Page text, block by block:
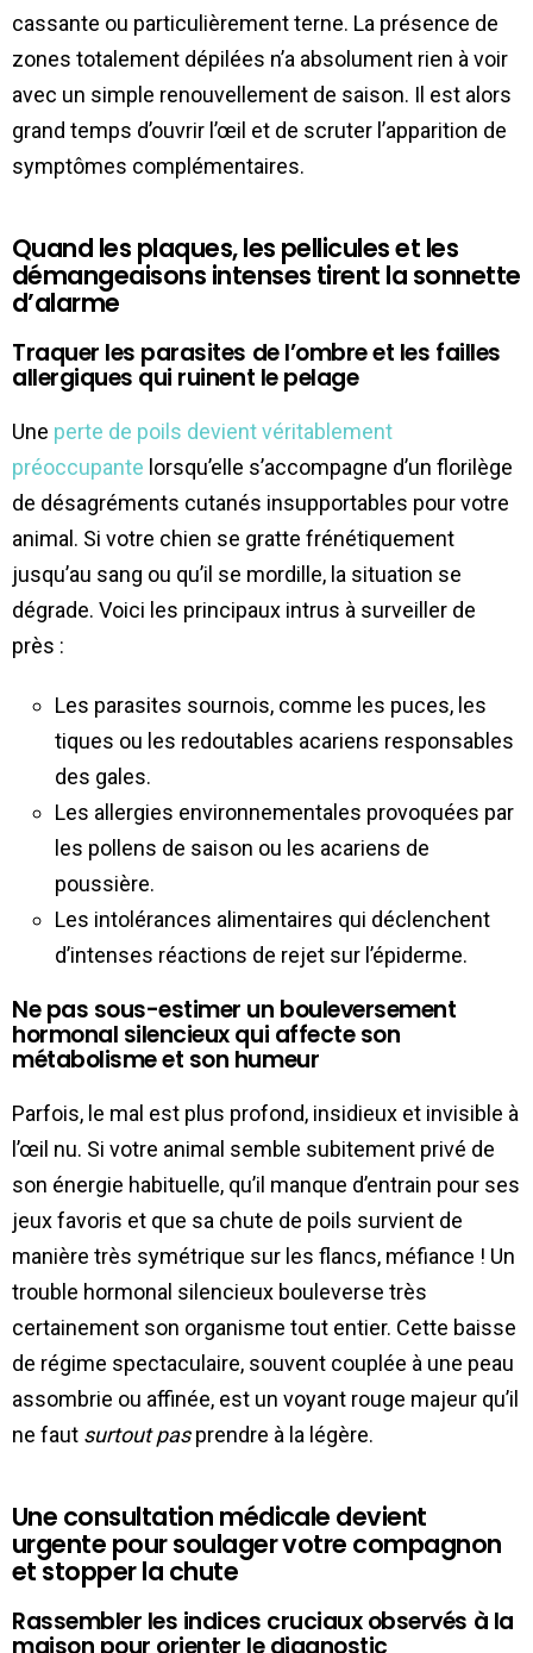
cassante ou particulièrement terne. La présence de
zones totalement dépilées n’a absolument rien à voir
avec un simple renouvellement de saison. Il est alors
grand temps d’ouvrir l’œil et de scruter l’apparition de
symptômes complémentaires.
Quand les plaques, les pellicules et les
démangeaisons intenses tirent la sonnette
d’alarme
Traquer les parasites de l’ombre et les failles
allergiques qui ruinent le pelage
Une perte de poils devient véritablement
préoccupante lorsqu’elle s’accompagne d’un florilège
de désagréments cutanés insupportables pour votre
animal. Si votre chien se gratte frénétiquement
jusqu’au sang ou qu’il se mordille, la situation se
dégrade. Voici les principaux intrus à surveiller de
près :
Les parasites sournois, comme les puces, les
tiques ou les redoutables acariens responsables
des gales.
Les allergies environnementales provoquées par
les pollens de saison ou les acariens de
poussière.
Les intolérances alimentaires qui déclenchent
d’intenses réactions de rejet sur l’épiderme.
Ne pas sous-estimer un bouleversement
hormonal silencieux qui affecte son
métabolisme et son humeur
Parfois, le mal est plus profond, insidieux et invisible à
l’œil nu. Si votre animal semble subitement privé de
son énergie habituelle, qu’il manque d’entrain pour ses
jeux favoris et que sa chute de poils survient de
manière très symétrique sur les flancs, méfiance ! Un
trouble hormonal silencieux bouleverse très
certainement son organisme tout entier. Cette baisse
de régime spectaculaire, souvent couplée à une peau
assombrie ou affinée, est un voyant rouge majeur qu’il
ne faut surtout pasprendre à la légère.
Une consultation médicale devient
urgente pour soulager votre compagnon
et stopper la chute
Rassembler les indices cruciaux observés à la
maison pour orienter le diagnostic